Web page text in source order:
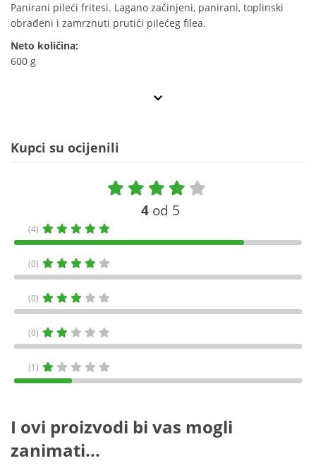
Panirani pileći fritesi. Lagano začinjeni, panirani, toplinski
obrađeni i zamrznuti prutići pilećeg filea.
Neto količina:
600 g
Kupci su ocijenili
4 od 5
(4)
(0)
(0)
(0)
(1)
I ovi proizvodi bi vas mogli
zanimati...